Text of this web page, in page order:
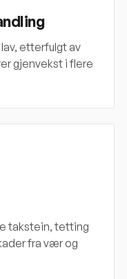
etterfulgt av
gjenvekst i flere
takstein, tetting
fra vær og